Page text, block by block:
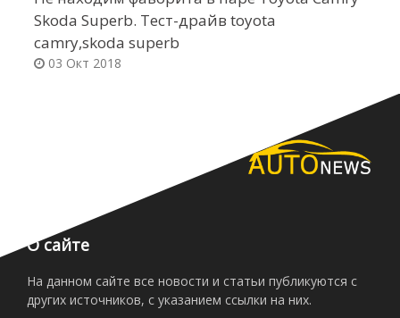
Skoda Superb. Тест-драйв toyota
camry,skoda superb
03 Окт 2018
О сайте
На данном сайте все новости и статьи публикуются с
других источников, с указанием ссылки на них.